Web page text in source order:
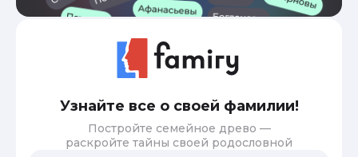
Узнайте все о своей фамилии!
Постройте семейное древо —
раскройте тайны своей родословной